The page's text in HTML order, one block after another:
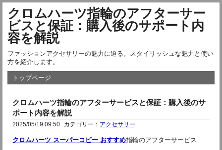
クロムハーツ指輪のアフターサー
ビスと保証：購入後のサポート内
容を解説
ファッションアクセサリーの魅力に迫る。スタイリッシュな魅力と使い
方を紹介します。
トップページ
クロムハーツ指輪のアフターサービスと保証：購入後のサ
ポート内容を解説
2025/05/19 09:50 カテゴリー： アクセサリー
クロムハーツ スーパーコピー おすすめ指輪のアフターサービス